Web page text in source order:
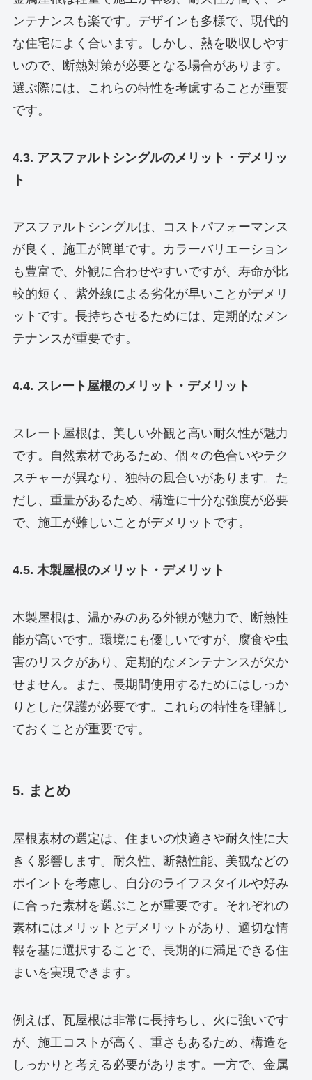
ンテナンスも楽です。デザインも多様で、現代的
な住宅によく合います。しかし、熱を吸収しやす
いので、断熱対策が必要となる場合があります。
選ぶ際には、これらの特性を考慮することが重要
です。
4.3. アスファルトシングルのメリット・デメリッ
ト
アスファルトシングルは、コストパフォーマンス
が良く、施工が簡単です。カラーバリエーション
も豊富で、外観に合わせやすいですが、寿命が比
較的短く、紫外線による劣化が早いことがデメリ
ットです。長持ちさせるためには、定期的なメン
テナンスが重要です。
4.4. スレート屋根のメリット・デメリット
スレート屋根は、美しい外観と高い耐久性が魅力
です。自然素材であるため、個々の色合いやテク
スチャーが異なり、独特の風合いがあります。た
だし、重量があるため、構造に十分な強度が必要
で、施工が難しいことがデメリットです。
4.5. 木製屋根のメリット・デメリット
木製屋根は、温かみのある外観が魅力で、断熱性
能が高いです。環境にも優しいですが、腐食や虫
害のリスクがあり、定期的なメンテナンスが欠か
せません。また、長期間使用するためにはしっか
りとした保護が必要です。これらの特性を理解し
ておくことが重要です。
5. まとめ
屋根素材の選定は、住まいの快適さや耐久性に大
きく影響します。耐久性、断熱性能、美観などの
ポイントを考慮し、自分のライフスタイルや好み
に合った素材を選ぶことが重要です。それぞれの
素材にはメリットとデメリットがあり、適切な情
報を基に選択することで、長期的に満足できる住
まいを実現できます。
例えば、瓦屋根は非常に長持ちし、火に強いです
が、施工コストが高く、重さもあるため、構造を
しっかりと考える必要があります。一方で、金属